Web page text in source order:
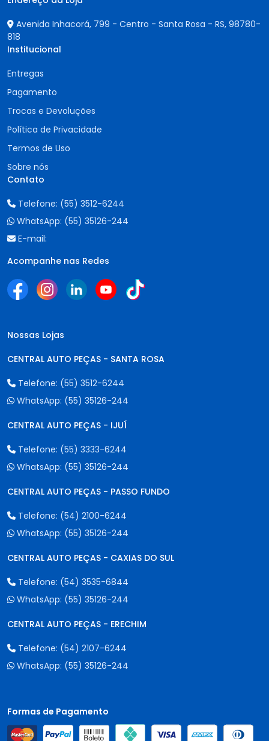
Avenida Inhacorá, 799 - Centro - Santa Rosa - RS, 98780-
818
Institucional
Entregas
Pagamento
Trocas e Devoluções
Política de Privacidade
Termos de Uso
Sobre nós
Contato
Telefone: (55) 3512-6244
WhatsApp: (55) 35126-244
E-mail:
Acompanhe nas Redes
Nossas Lojas
CENTRAL AUTO PEÇAS - SANTA ROSA
Telefone: (55) 3512-6244
WhatsApp: (55) 35126-244
CENTRAL AUTO PEÇAS - IJUÍ
Telefone: (55) 3333-6244
WhatsApp: (55) 35126-244
CENTRAL AUTO PEÇAS - PASSO FUNDO
Telefone: (54) 2100-6244
WhatsApp: (55) 35126-244
CENTRAL AUTO PEÇAS - CAXIAS DO SUL
Telefone: (54) 3535-6844
WhatsApp: (55) 35126-244
CENTRAL AUTO PEÇAS - ERECHIM
Telefone: (54) 2107-6244
WhatsApp: (55) 35126-244
Formas de Pagamento